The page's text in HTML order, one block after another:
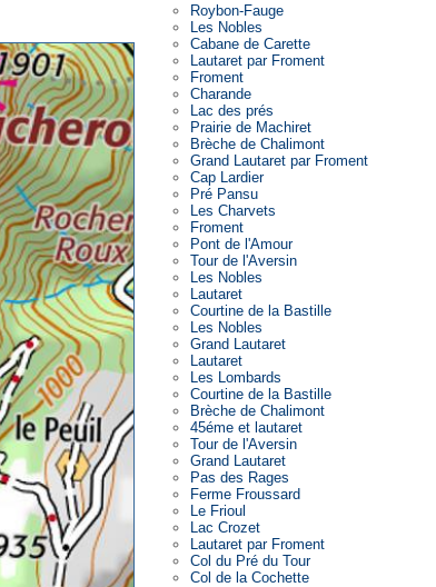
Roybon-Fauge
Les Nobles
Cabane de Carette
Lautaret par Froment
Froment
Charande
Lac des prés
Prairie de Machiret
Brèche de Chalimont
Grand Lautaret par Froment
Cap Lardier
Pré Pansu
Les Charvets
Froment
Pont de l'Amour
Tour de l'Aversin
Les Nobles
Lautaret
Courtine de la Bastille
Les Nobles
Grand Lautaret
Lautaret
Les Lombards
Courtine de la Bastille
Brèche de Chalimont
45éme et lautaret
Tour de l'Aversin
Grand Lautaret
Pas des Rages
Ferme Froussard
Le Frioul
Lac Crozet
Lautaret par Froment
Col du Pré du Tour
Col de la Cochette